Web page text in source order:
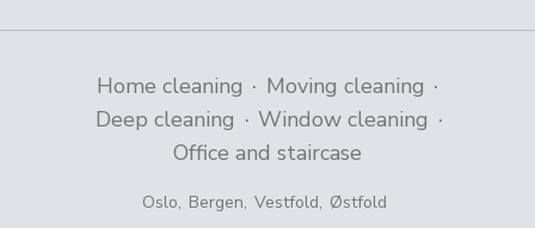
Home cleaning · Moving cleaning ·
Deep cleaning · Window cleaning ·
Office and staircase
Oslo, Bergen, Vestfold, Østfold